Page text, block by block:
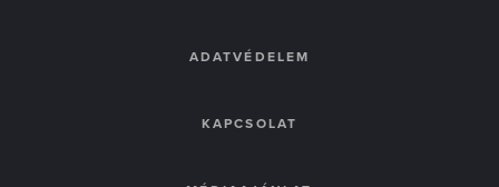
ADATVÉDELEM
KAPCSOLAT